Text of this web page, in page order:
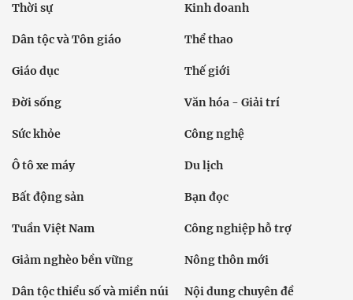
Thời sự Kinh doanh
Dân tộc và Tôn giáo Thể thao
Giáo dục Thế giới
Đời sống Văn hóa - Giải trí
Sức khỏe Công nghệ
Ô tô xe máy Du lịch
Bất động sản Bạn đọc
Tuần Việt Nam Công nghiệp hỗ trợ
Giảm nghèo bền vững Nông thôn mới
Dân tộc thiểu số và miền núi Nội dung chuyên đề